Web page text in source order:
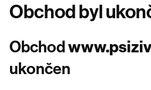
Obchod byl
Obchod
ukončen